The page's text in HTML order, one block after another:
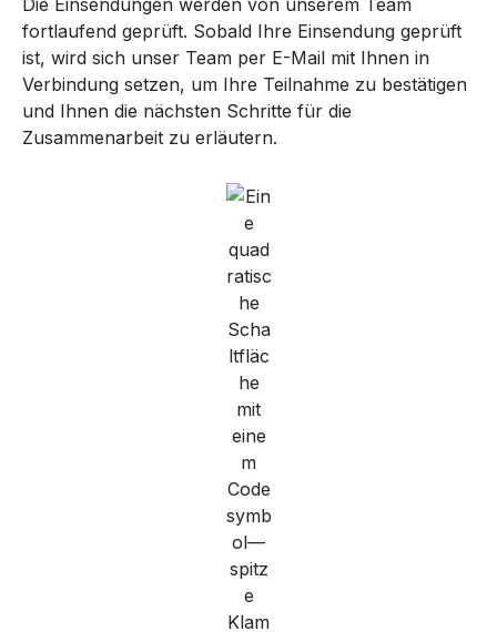
Die Einsendungen werden von unserem Team
fortlaufend geprüft. Sobald Ihre Einsendung geprüft
ist, wird sich unser Team per E-Mail mit Ihnen in
Verbindung setzen, um Ihre Teilnahme zu bestätigen
und Ihnen die nächsten Schritte für die
Zusammenarbeit zu erläutern.